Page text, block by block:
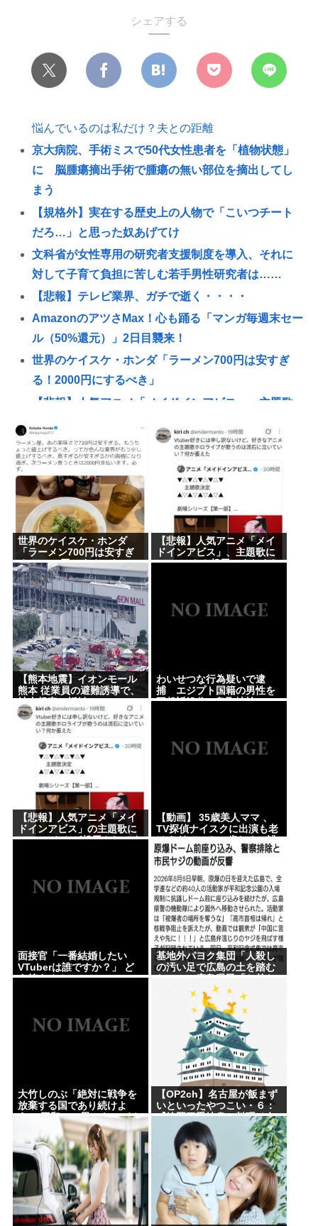
シェアする
悩んでいるのは私だけ？夫との距離
京大病院、手術ミスで50代女性患者を「植物状態」
に 脳腫瘍摘出手術で腫瘍の無い部位を摘出してし
まう
【規格外】実在する歴史上の人物で「こいつチート
だろ…」と思った奴あげてけ
文科省が女性専用の研究者支援制度を導入、それに
対して子育て負担に苦しむ若手男性研究者は……
【悲報】テレビ業界、ガチで逝く・・・・
AmazonのアツさMax！心も踊る「マンガ毎週末セー
ル（50%還元）」2日目襲来！
世界のケイスケ・ホンダ「ラーメン700円は安すぎ
る！2000円にするべき」
【悲報】人気アニメ「メイドインアビス」、主題歌
【熊本地震】イオンモール熊本 従業員の避難誘導
で、社内規定に抵触か
わいせつな行為疑いで逮捕 エジプト国籍の男性を
不起訴処分 鳥取地検 [8/8]
【悲報】人気アニメ「メイドインアビス」の主題歌
にVTuberさんが起用されてまたまたまた炎上、もう
何回目だよ…
【動画】 35歳美人ママ👩、TV探偵ナイスクに出演も
老けすぎている48歳だろと誹謗中傷
面接官「一番結婚したいVTuberは誰ですか？」👈ど
う答える？
軍事アナリスト「ウクライナに残されている時間は
少ない。民間施設テロではなくプランBやプランCを
発動すべき」
最強の調味料はマヨネーズ、異論は認める
【急募】嫁の実家でやるべきこと
Powered by livedoor 相互RSS
世界のケイスケ・ホンダ
「ラーメン700円は安すぎ
る！2000円にするべき」
【悲報】人気アニメ「メイ
ドインアビス」、主題歌に
VTuberさん起用でまたまた
【熊本地震】イオンモール
熊本 従業員の避難誘導で、
社内規定に抵触か
わいせつな行為疑いで逮
捕 エジプト国籍の男性を
不起訴処分 鳥取地検
【悲報】人気アニメ「メイ
ドインアビス」の主題歌に
VTuberさんが起用されてま
【動画】 35歳美人ママ 、
TV探偵ナイスクに出演も老
けすぎている48歳だろと誹
謗中傷
面接官「一番結婚したい
VTuberは誰ですか？」 ど
う答える？
基地外パヨク集団「人殺し
の汚い足で広島の土を踏む
の方が汚いんじゃ！」
大竹しのぶ「絶対に戦争を
放棄する国であり続けよ
う」 平和への思いをつづる
広島に原爆が投下されてか
ら81年 #芸能 | 沖縄は中国
領土と主張されたら
【OP2ch】名古屋が飯まず
いといったやつこい・６：
『静岡三重岐阜の料理は名
古屋飯みたいなもんや
ろ？』：・：『名古屋の観
光地一覧』【名古屋以外】